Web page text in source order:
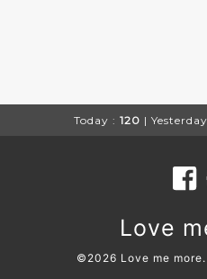
Today : 120 |
Love
©2026 Love me more